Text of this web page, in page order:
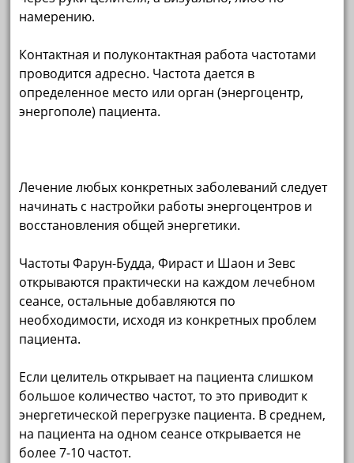
намерению.
Контактная и полуконтактная работа частотами
проводится адресно. Частота дается в
определенное место или орган (энергоцентр,
энергополе) пациента.
Лечение любых конкретных заболеваний следует
начинать с настройки работы энергоцентров и
восстановления общей энергетики.
Частоты Фарун-Будда, Фираст и Шаон и Зевс
открываются практически на каждом лечебном
сеансе, остальные добавляются по
необходимости, исходя из конкретных проблем
пациента.
Если целитель открывает на пациента слишком
большое количество частот, то это приводит к
энергетической перегрузке пациента. В среднем,
на пациента на одном сеансе открывается не
более 7-10 частот.